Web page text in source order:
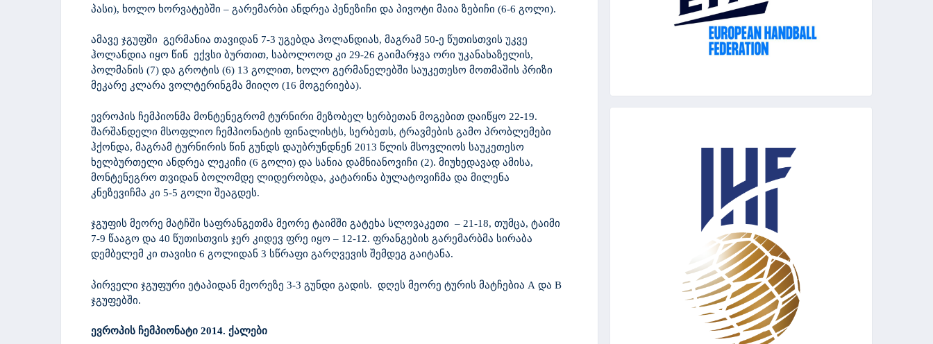
პასი), ხოლო ხორვატებში – გარემარბი ანდრეა პენეზიჩი და პივოტი მაია ზებიჩი (6-6 გოლი).
ამავე ჯგუფში გერმანია თავიდან 7-3 უგებდა ჰოლანდიას, მაგრამ 50-ე წუთისთვის უკვე
ჰოლანდია იყო წინ ექვსი ბურთით, საბოლოოდ კი 29-26 გაიმარჯვა ორი უკანახაზელის,
პოლმანის (7) და გროტის (6) 13 გოლით, ხოლო გერმანელებში საუკეთესო მოთმაშის პრიზი
მეკარე კლარა ვოლტერინგმა მიიღო (16 მოგერიება).
ევროპის ჩემპიონმა მონტენეგრომ ტურნირი მეზობელ სერბეთან მოგებით დაიწყო 22-19.
შარშანდელი მსოფლიო ჩემპიონატის ფინალისტს, სერბეთს, ტრავმების გამო პრობლემები
ჰქონდა, მაგრამ ტურნირის წინ გუნდს დაუბრუნდნენ 2013 წლის მსოვლიოს საუკეთესო
ხელბურთელი ანდრეა ლეკიჩი (6 გოლი) და სანია დამნიანოვიჩი (2). მიუხედავად ამისა,
მონტენეგრო თვიდან ბოლომდე ლიდერობდა, კატარინა ბულატოვიჩმა და მილენა
კნეზევიჩმა კი 5-5 გოლი შეაგდეს.
ჯგუფის მეორე მატჩში საფრანგეთმა მეორე ტაიმში გატეხა სლოვაკეთი – 21-18, თუმცა, ტაიმი
7-9 წააგო და 40 წუთისთვის ჯერ კიდევ ფრე იყო – 12-12. ფრანგების გარემარბმა სირაბა
დემბელემ კი თავისი 6 გოლიდან 3 სწრაფი გარღვევის შემდეგ გაიტანა.
პირველი ჯგუფური ეტაპიდან მეორეზე 3-3 გუნდი გადის. დღეს მეორე ტურის მატჩებია A და B
ჯგუფებში.
ევროპის ჩემპიონატი 2014. ქალები